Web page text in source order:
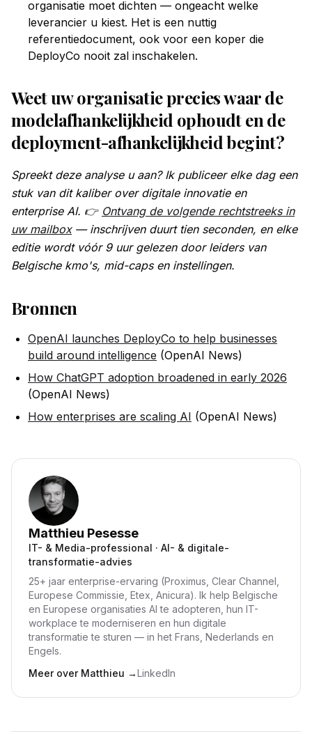
organisatie moet dichten — ongeacht welke
leverancier u kiest. Het is een nuttig
referentiedocument, ook voor een koper die
DeployCo nooit zal inschakelen.
Weet uw organisatie precies waar de
modelafhankelijkheid ophoudt en de
deployment-afhankelijkheid begint?
Spreekt deze analyse u aan? Ik publiceer elke dag een
stuk van dit kaliber over digitale innovatie en
enterprise AI. 👉 Ontvang de volgende rechtstreeks in
uw mailbox— inschrijven duurt tien seconden, en elke
editie wordt vóór 9 uur gelezen door leiders van
Belgische kmo's, mid-caps en instellingen.
Bronnen
OpenAI launches DeployCo to help businesses
build around intelligence (OpenAI News)
How ChatGPT adoption broadened in early 2026
(OpenAI News)
How enterprises are scaling AI (OpenAI News)
Matthieu Pesesse
IT- & Media-professional · AI- & digitale-
transformatie-advies
25+ jaar enterprise-ervaring (Proximus, Clear Channel,
Europese Commissie, Etex, Anicura). Ik help Belgische
en Europese organisaties AI te adopteren, hun IT-
workplace te moderniseren en hun digitale
transformatie te sturen — in het Frans, Nederlands en
Engels.
Meer over Matthieu →LinkedIn